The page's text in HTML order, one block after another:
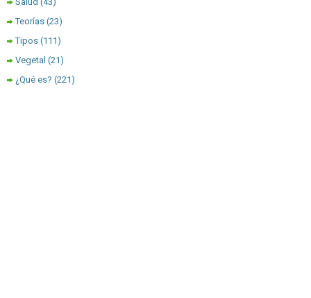
Teorías (23)
Tipos (111)
Vegetal (21)
¿Qué es? (221)